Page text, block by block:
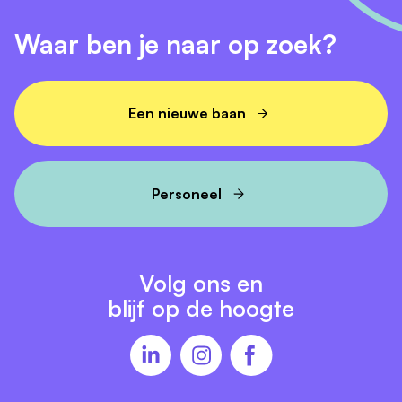
Waar ben je naar op zoek?
Een nieuwe baan
Personeel
Volg ons en
blijf op de hoogte